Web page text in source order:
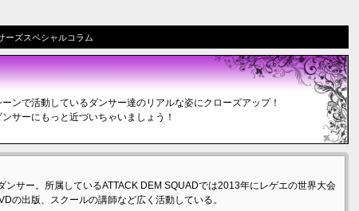
ーズスペシャルコラム
ンで活動しているダンサー達のリアルな姿にクローズアップ！
サーにもっと近づいちゃいましょう！
ンサー。所属しているATTACK DEM SQUADでは2013年にレゲエの世界大会
の出版、スクールの講師など広く活動している。